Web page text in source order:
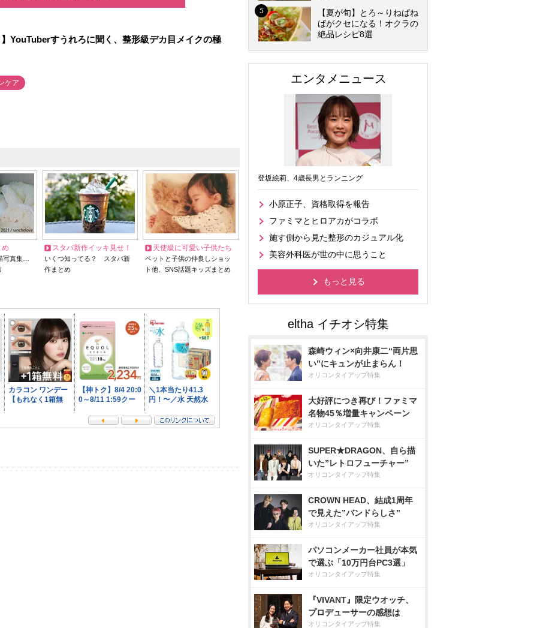
YouTuberすうれろに聞く、整形級デカ目メイクの極
ケア
め
写真集…
スタバ新作イッキ見せ！
いくつ知ってる？ スタバ新
作まとめ
天使級に可愛い子供たち
ペットと子供の仲良しショッ
ト他、SNS話題キッズまとめ
【夏が旬】とろ～りねばね
ばがクセになる！オクラの
絶品レシピ8選
エンタメニュース
登坂絵莉、4歳長男とランニング
小原正子、資格取得を報告
ファミマとヒロアカがコラボ
施す側から見た整形のカジュアル化
美容外科医が世の中に思うこと
もっと見る
森崎ウィン×向井康二“両片思
い”にキュンが止まらん！
オリコンタイアップ特集
大好評につき再び！ファミマ
名物45％増量キャンペーン
オリコンタイアップ特集
SUPER★DRAGON、自ら描
いた”レトロフューチャー”
オリコンタイアップ特集
CROWN HEAD、結成1周年
で見えた”バンドらしさ”
オリコンタイアップ特集
パソコンメーカー社員が本気
で選ぶ「10万円台PC3選」
オリコンタイアップ特集
『VIVANT』限定ウオッチ、
プロデューサーの感想は
オリコンタイアップ特集